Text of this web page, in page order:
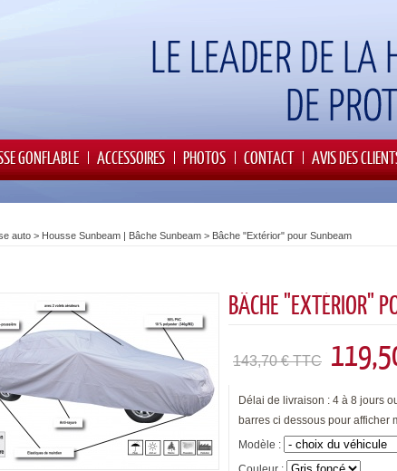
GONFLABLE ACCESSOIRES PHOTOS CONTACT AVIS DES
auto > Housse Sunbeam | Bâche Sunbeam > Bâche "Extérior" pour Sunbeam
BÂCHE "EXTÉRIOR"
143,70 € TTC
Délai de livraison : 4 à 8 jours
barres ci dessous pour afficher
Modèle :